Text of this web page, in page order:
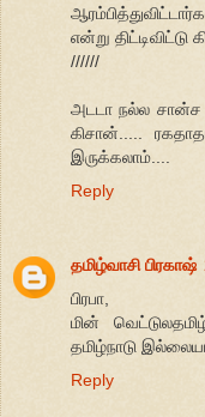
என்று திட்டிவிட்டு
//////
அடடா நல்ல
கிசான்.....
இருக்கலாம்....
Reply
தமிழ்வாசி பிரகாஷ்
பிரபா,
மின்
தமிழ்நாடு
Reply